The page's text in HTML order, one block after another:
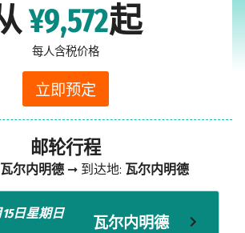
¥9,572起
每人含税价格
立即预定
邮轮行程
瓦尔内明德➞ 到达地: 瓦尔内明德
15日星期日
瓦尔内明德